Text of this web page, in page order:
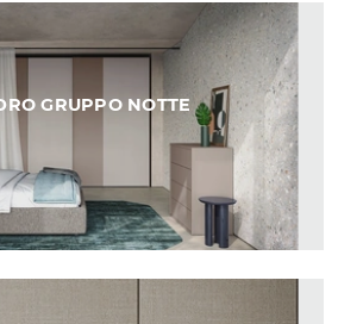
GRUPPO NOTTE